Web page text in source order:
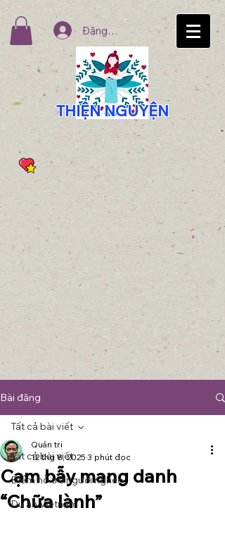
THIỆN NGUYỆN
Đăng nhập
Bài đăng
Tất cả bài viết
Điểm hỗ trợ người nghèo
Du an Vietnam
Tất cả bài viết
Cạm bẫy mang danh
“Chữa lành”
Quản trị
12 thg 8, 2025 3 phút đọc